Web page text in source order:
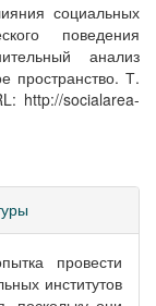
социальных
поведения
анализ
пространство. Т.
http://socialarea-
провести
институтов